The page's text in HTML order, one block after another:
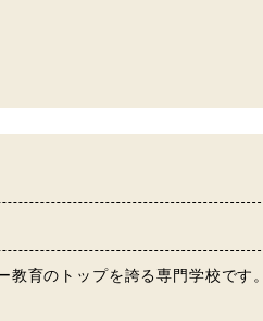
育のトップを誇る専門学校です。